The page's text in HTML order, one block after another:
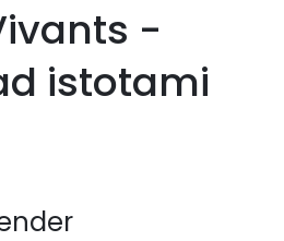
-
istotami